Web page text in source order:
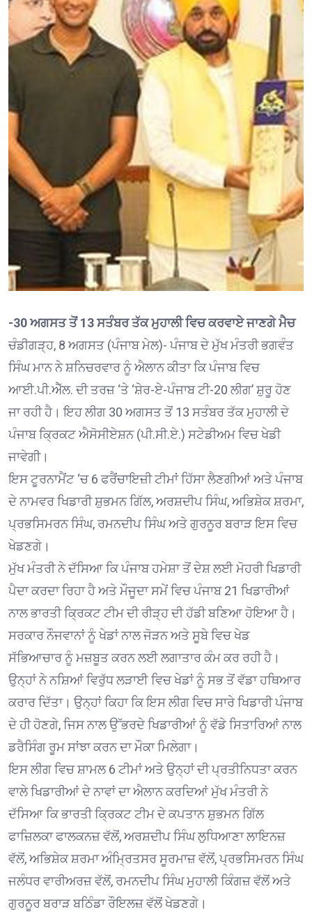
-30 ਅਗਸਤ ਤੋਂ 13 ਸਤੰਬਰ ਤੱਕ ਮੁਹਾਲੀ ਵਿਚ ਕਰਵਾਏ ਜਾਣਗੇ ਮੈਚ
ਚੰਡੀਗੜ੍ਹ, 8 ਅਗਸਤ (ਪੰਜਾਬ ਮੇਲ)- ਪੰਜਾਬ ਦੇ ਮੁੱਖ ਮੰਤਰੀ ਭਗਵੰਤ
ਸਿੰਘ ਮਾਨ ਨੇ ਸ਼ਨਿਚਰਵਾਰ ਨੂੰ ਐਲਾਨ ਕੀਤਾ ਕਿ ਪੰਜਾਬ ਵਿਚ
ਆਈ.ਪੀ.ਐੱਲ. ਦੀ ਤਰਜ਼ ‘ਤੇ ‘ਸ਼ੇਰ-ਏ-ਪੰਜਾਬ ਟੀ-20 ਲੀਗ’ ਸ਼ੁਰੂ ਹੋਣ
ਜਾ ਰਹੀ ਹੈ। ਇਹ ਲੀਗ 30 ਅਗਸਤ ਤੋਂ 13 ਸਤੰਬਰ ਤੱਕ ਮੁਹਾਲੀ ਦੇ
ਪੰਜਾਬ ਕ੍ਰਿਕਟ ਐਸੋਸੀਏਸ਼ਨ (ਪੀ.ਸੀ.ਏ.) ਸਟੇਡੀਅਮ ਵਿਚ ਖੇਡੀ
ਜਾਵੇਗੀ।
ਇਸ ਟੂਰਨਾਮੈਂਟ ‘ਚ 6 ਫਰੈਂਚਾਇਜ਼ੀ ਟੀਮਾਂ ਹਿੱਸਾ ਲੈਣਗੀਆਂ ਅਤੇ ਪੰਜਾਬ
ਦੇ ਨਾਮਵਰ ਖਿਡਾਰੀ ਸ਼ੁਭਮਨ ਗਿੱਲ, ਅਰਸ਼ਦੀਪ ਸਿੰਘ, ਅਭਿਸ਼ੇਕ ਸ਼ਰਮਾ,
ਪ੍ਰਭਸਿਮਰਨ ਸਿੰਘ, ਰਮਨਦੀਪ ਸਿੰਘ ਅਤੇ ਗੁਰਨੂਰ ਬਰਾੜ ਇਸ ਵਿਚ
ਖੇਡਣਗੇ।
ਮੁੱਖ ਮੰਤਰੀ ਨੇ ਦੱਸਿਆ ਕਿ ਪੰਜਾਬ ਹਮੇਸ਼ਾ ਤੋਂ ਦੇਸ਼ ਲਈ ਮੋਹਰੀ ਖਿਡਾਰੀ
ਪੈਦਾ ਕਰਦਾ ਰਿਹਾ ਹੈ ਅਤੇ ਮੌਜੂਦਾ ਸਮੇਂ ਵਿਚ ਪੰਜਾਬ 21 ਖਿਡਾਰੀਆਂ
ਨਾਲ ਭਾਰਤੀ ਕ੍ਰਿਕਟ ਟੀਮ ਦੀ ਰੀੜ੍ਹ ਦੀ ਹੱਡੀ ਬਣਿਆ ਹੋਇਆ ਹੈ।
ਸਰਕਾਰ ਨੌਜਵਾਨਾਂ ਨੂੰ ਖੇਡਾਂ ਨਾਲ ਜੋੜਨ ਅਤੇ ਸੂਬੇ ਵਿਚ ਖੇਡ
ਸੱਭਿਆਚਾਰ ਨੂੰ ਮਜ਼ਬੂਤ ਕਰਨ ਲਈ ਲਗਾਤਾਰ ਕੰਮ ਕਰ ਰਹੀ ਹੈ।
ਉਨ੍ਹਾਂ ਨੇ ਨਸ਼ਿਆਂ ਵਿਰੁੱਧ ਲੜਾਈ ਵਿਚ ਖੇਡਾਂ ਨੂੰ ਸਭ ਤੋਂ ਵੱਡਾ ਹਥਿਆਰ
ਕਰਾਰ ਦਿੱਤਾ। ਉਨ੍ਹਾਂ ਕਿਹਾ ਕਿ ਇਸ ਲੀਗ ਵਿਚ ਸਾਰੇ ਖਿਡਾਰੀ ਪੰਜਾਬ
ਦੇ ਹੀ ਹੋਣਗੇ, ਜਿਸ ਨਾਲ ਉੱਭਰਦੇ ਖਿਡਾਰੀਆਂ ਨੂੰ ਵੱਡੇ ਸਿਤਾਰਿਆਂ ਨਾਲ
ਡਰੈਸਿੰਗ ਰੂਮ ਸਾਂਝਾ ਕਰਨ ਦਾ ਮੌਕਾ ਮਿਲੇਗਾ।
ਇਸ ਲੀਗ ਵਿਚ ਸ਼ਾਮਲ 6 ਟੀਮਾਂ ਅਤੇ ਉਨ੍ਹਾਂ ਦੀ ਪ੍ਰਤੀਨਿਧਤਾ ਕਰਨ
ਵਾਲੇ ਖਿਡਾਰੀਆਂ ਦੇ ਨਾਵਾਂ ਦਾ ਐਲਾਨ ਕਰਦਿਆਂ ਮੁੱਖ ਮੰਤਰੀ ਨੇ
ਦੱਸਿਆ ਕਿ ਭਾਰਤੀ ਕ੍ਰਿਕਟ ਟੀਮ ਦੇ ਕਪਤਾਨ ਸ਼ੁਭਮਨ ਗਿੱਲ
ਫਾਜ਼ਿਲਕਾ ਫਾਲਕਨਜ਼ ਵੱਲੋਂ, ਅਰਸ਼ਦੀਪ ਸਿੰਘ ਲੁਧਿਆਣਾ ਲਾਇਨਜ਼
ਵੱਲੋਂ, ਅਭਿਸ਼ੇਕ ਸ਼ਰਮਾ ਅੰਮ੍ਰਿਤਸਰ ਸੂਰਮਾਜ਼ ਵੱਲੋਂ, ਪ੍ਰਭਸਿਮਰਨ ਸਿੰਘ
ਜਲੰਧਰ ਵਾਰੀਅਰਜ਼ ਵੱਲੋਂ, ਰਮਨਦੀਪ ਸਿੰਘ ਮੁਹਾਲੀ ਕਿੰਗਜ਼ ਵੱਲੋਂ ਅਤੇ
ਗੁਰਨੂਰ ਬਰਾੜ ਬਠਿੰਡਾ ਰੌਇਲਜ਼ ਵੱਲੋਂ ਖੇਡਣਗੇ।